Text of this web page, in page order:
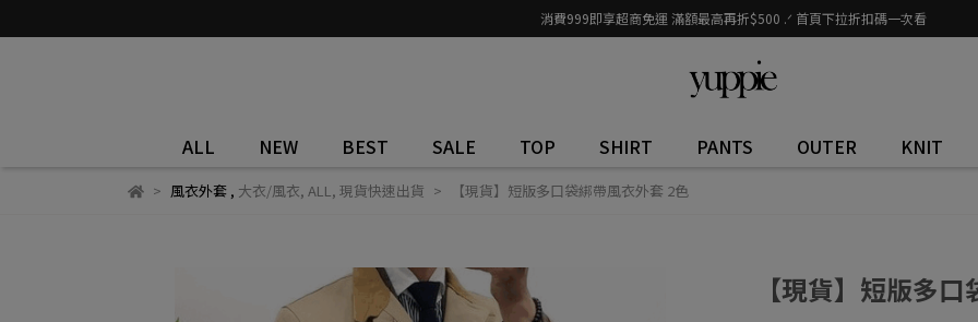
消費999即享超商免運 滿額最高再折$500 .ᐟ 首頁下拉折扣碼一次看
ALL NEW BEST SALE TOP SHIRT PANTS OUTER KNIT
風衣外套, 大衣/風衣, ALL, 現貨快速出貨 【現貨】短版多口袋綁帶風衣外套 2色
【現貨】短版多